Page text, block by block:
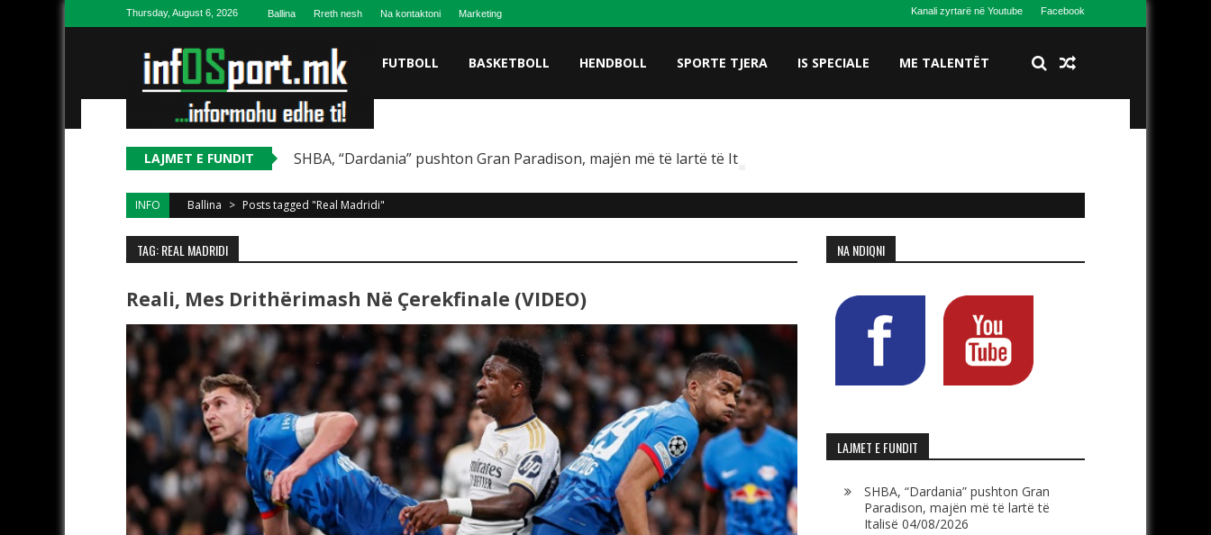
Skip to contentThursday, August 6, 2026 Ballina Rreth nesh Na kontaktoni Marketing Kanali zyrtarë në Youtube Facebook
FUTBOLL BASKETBOLL HENDBOLL SPORTE TJERA IS SPECIALE ME TALENTËT
LAJMET E FUNDIT SHBA, “Dardania” pushton Gran Paradison, majën më të lartë të Italisë
INFO Ballina > Posts tagged "Real Madridi"
TAG: REAL MADRIDI
Reali, Mes Drithërimash Në Çerekfinale (VIDEO)
NA NDIQNI
LAJMET E FUNDIT
SHBA, “Dardania” pushton Gran
Paradison, majën më të lartë të
Italisë 04/08/2026